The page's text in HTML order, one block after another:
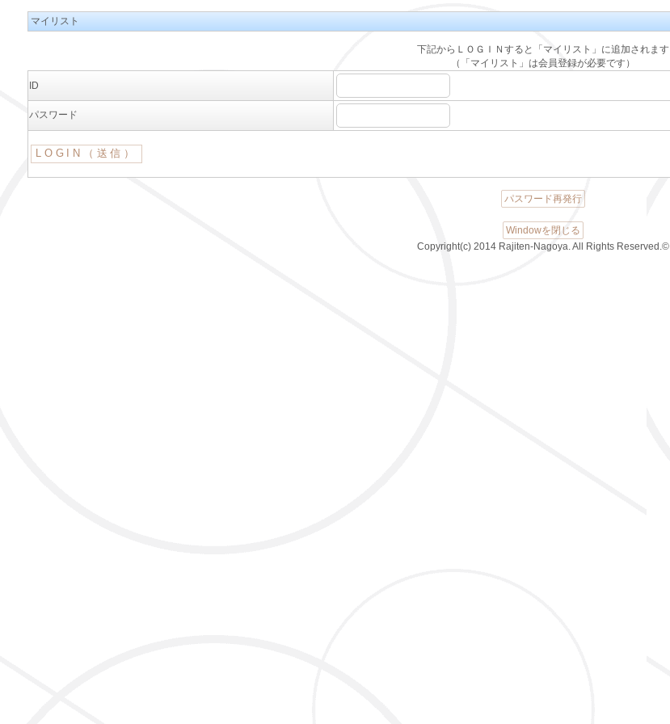
マイリスト
下記からＬＯＧＩＮすると「マイリスト」に追加されます
（「マイリスト」は会員登録が必要です）
ID
パスワード
パスワード再発行
Windowを閉じる
Copyright(c) 2014 Rajiten-Nagoya. All Rights Reserved.©